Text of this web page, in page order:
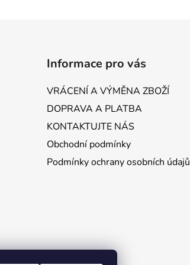
Informace pro vás
VRÁCENÍ A VÝMĚNA ZBOŽÍ
DOPRAVA A PLATBA
KONTAKTUJTE NÁS
Obchodní podmínky
Podmínky ochrany osobních údajů